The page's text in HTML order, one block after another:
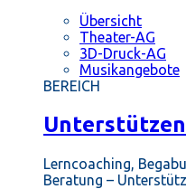
Übersicht
Theater-AG
3D-Druck-AG
Musikangebote
BEREICH
Lerncoaching,
Beratung –